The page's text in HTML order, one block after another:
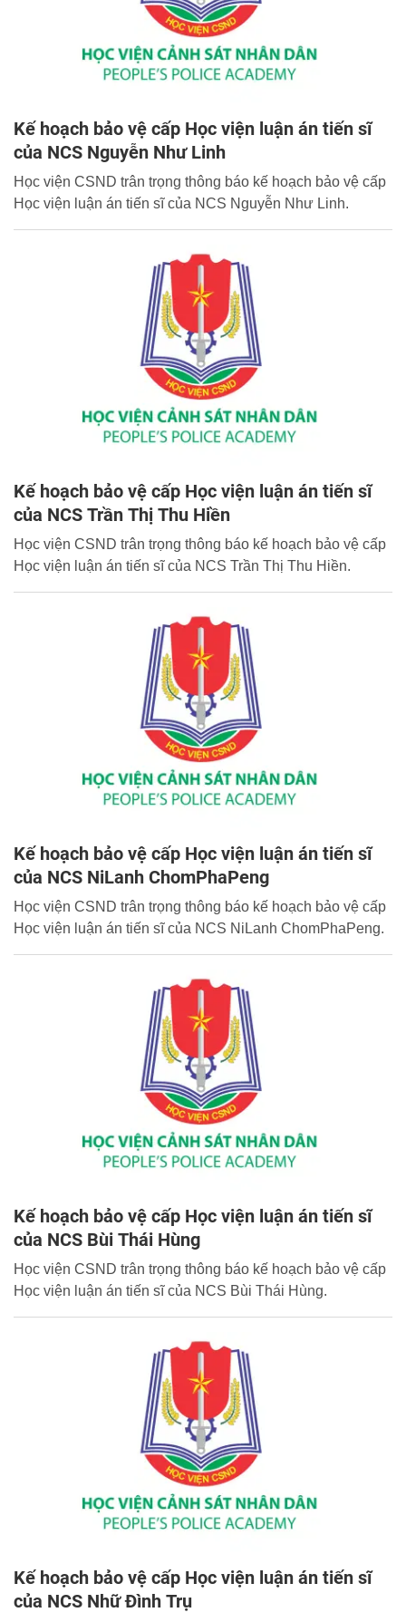
Kế hoạch bảo vệ cấp Học viện luận án tiến sĩ
của NCS Nguyễn Như Linh
Học viện CSND trân trọng thông báo kế hoạch bảo vệ cấp
Học viện luận án tiến sĩ của NCS Nguyễn Như Linh.
Kế hoạch bảo vệ cấp Học viện luận án tiến sĩ
của NCS Trần Thị Thu Hiền
Học viện CSND trân trọng thông báo kế hoạch bảo vệ cấp
Học viện luận án tiến sĩ của NCS Trần Thị Thu Hiền.
Kế hoạch bảo vệ cấp Học viện luận án tiến sĩ
của NCS NiLanh ChomPhaPeng
Học viện CSND trân trọng thông báo kế hoạch bảo vệ cấp
Học viện luận án tiến sĩ của NCS NiLanh ChomPhaPeng.
Kế hoạch bảo vệ cấp Học viện luận án tiến sĩ
của NCS Bùi Thái Hùng
Học viện CSND trân trọng thông báo kế hoạch bảo vệ cấp
Học viện luận án tiến sĩ của NCS Bùi Thái Hùng.
Kế hoạch bảo vệ cấp Học viện luận án tiến sĩ
của NCS Nhữ Đình Trụ